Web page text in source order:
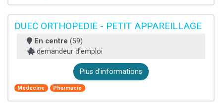
DUEC ORTHOPEDIE - PETIT APPAREILLAGE
En centre (59)
demandeur d’emploi
Plus d'informations
Médecine Pharmacie